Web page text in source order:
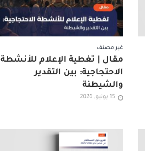
غير مصنف
مقال | تغطية الإعلام للأنشطة
الاحتجاجية: بين التقدير
والشيطنة
15 يونيو, 2026